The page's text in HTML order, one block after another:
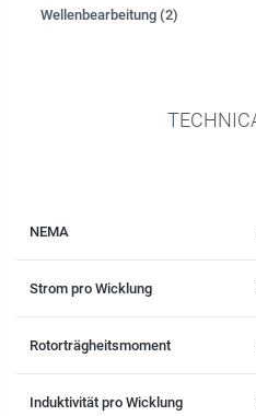
Wellenbearbeitung (2)
NEMA
Strom pro Wicklung
Rotorträgheitsmoment
Induktivität pro Wicklung